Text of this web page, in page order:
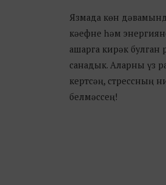
Язмада көн
кәефне һәм
ашарга кирәк
санадык. Аларны үз
кертсәң, стрессның
белмәссең!